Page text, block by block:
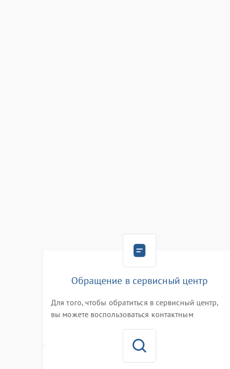
Обращение в сервисный центр
Для того, чтобы обратиться в сервисный центр,
вы можете воспользоваться контактным
номер телефона на сайте